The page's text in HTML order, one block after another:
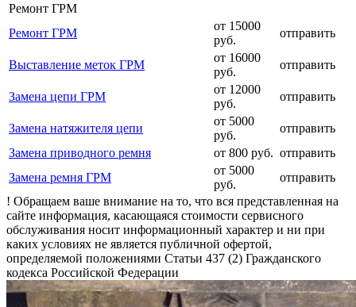
Ремонт ГРМ
Ремонт ГРМ
от 15000
руб.
отправить
Выставление меток ГРМ
от 16000
руб.
отправить
Замена цепи ГРМ
от 12000
руб.
отправить
Замена натяжителя цепи
от 5000
руб.
отправить
Замена приводного ремня
от 800 руб. отправить
Замена ремня ГРМ
от 5000
руб.
отправить
! Обращаем ваше внимание на то, что вся представленная на
сайте информация, касающаяся стоимости сервисного
обслуживания носит информационный характер и ни при
каких условиях не является публичной офертой,
определяемой положениями Статьи 437 (2) Гражданского
кодекса Российской Федерации